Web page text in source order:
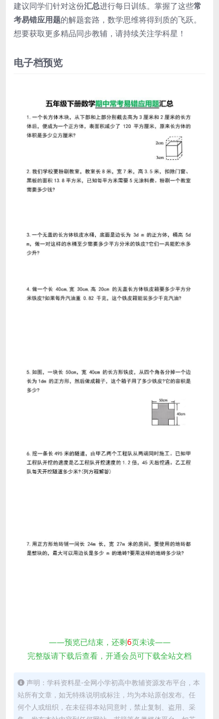
建议同学们针对这份汇总进行每日训练。掌握了这些常
考易错应用题的解题套路，数学思维将得到质的飞跃。
想要获取更多精品同步教辅，请持续关注学科星！
电子档预览
——预览已结束，还剩6页未读——
完整版请下载后查看，开通会员可下载全站文档
声明：学科资料星-全网小学初高中教辅资源发布平台，本
站所有文章，如无特殊说明或标注，均为本站原创发布。任
何个人或组织，在未征得本站同意时，禁止复制、盗用、采